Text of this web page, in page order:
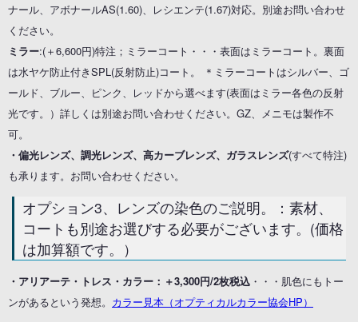
ナール、アボナールAS(1.60)、レシエンテ(1.67)対応。別途お問い合わせ
ください。
ミラー:(＋6,600円)特注；ミラーコート・・・表面はミラーコート。裏面
は水ヤケ防止付きSPL(反射防止)コート。 ＊ミラーコートはシルバー、ゴ
ールド、ブルー、ピンク、レッドから選べます(表面はミラー各色の反射
光です。）詳しくは別途お問い合わせください。GZ、メニモは製作不
可。
・偏光レンズ、調光レンズ、高カーブレンズ、ガラスレンズ(すべて特注)
も承ります。お問い合わせください。
オプション3、レンズの染色のご説明。：素材、
コートも別途お選びする必要がございます。(価格
は加算額です。）
・アリアーテ・トレス・カラー：＋3,300円/2枚税込 ・・・肌色にもトー
ンがあるという発想。 カラー見本（オプティカルカラー協会HP）